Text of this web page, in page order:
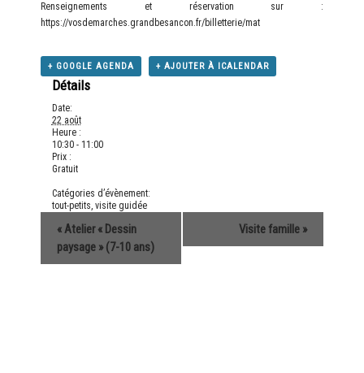
Renseignements et réservation sur :
https://vosdemarches.grandbesancon.fr/billetterie/mat
+ GOOGLE AGENDA + AJOUTER À ICALENDAR
Détails
Date:
22 août
Heure :
10:30 - 11:00
Prix :
Gratuit
Catégories d’évènement:
tout-petits, visite guidée
«Atelier « Dessin
paysage » (7-10 ans)
Visite famille »